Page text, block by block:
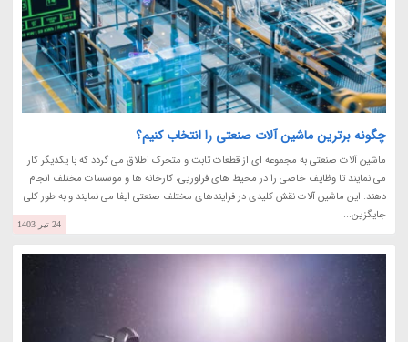
چگونه برترین ماشین آلات صنعتی را انتخاب کنیم؟
ماشین آلات صنعتی به مجموعه ای از قطعات ثابت و متحرک اطلاق می گردد که با یکدیگر کار
می نمایند تا وظایف خاصی را در محیط های فراوریی، کارخانه ها و موسسات مختلف انجام
دهند. این ماشین آلات نقش کلیدی در فرایندهای مختلف صنعتی ایفا می نمایند و به طور کلی
جایگزین...
24 تیر 1403